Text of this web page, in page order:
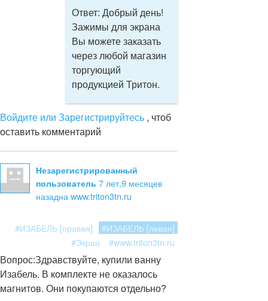
Ответ: Добрый день!
Зажимы для экрана
Вы можете заказать
через любой магазин
торгующий
продукцией Тритон.
Войдите или Зарегистрируйтесь , чтоб
оставить комментарий
Незарегистрированный
пользователь 7 лет,9 месяцев
назадна www.triton3tn.ru
#ИЗАБЕЛЬ [правая]
#ИЗАБЕЛЬ [левая]
#Экран
#www.triton3tn.ru
Вопрос:Здравствуйте, купили ванну
Изабель. В комплекте не оказалось
магнитов. Они покупаются отдельно?